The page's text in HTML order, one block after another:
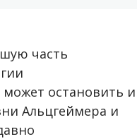
часть
остановить и
Альцгеймера и